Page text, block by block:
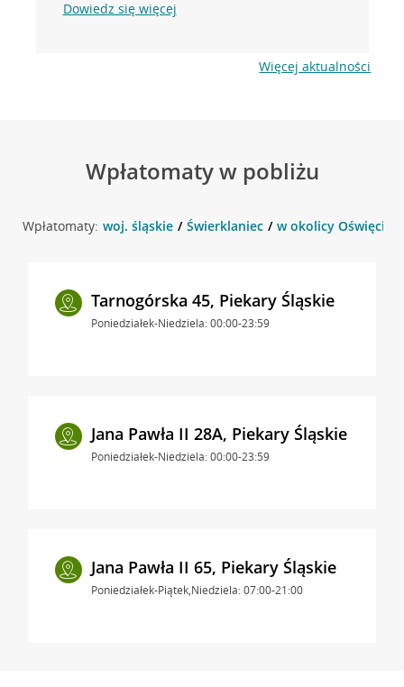
Dowiedz się więcej
Więcej aktualności
Wpłatomaty w pobliżu
Wpłatomaty: woj. śląskie Świerklaniec w okolicy
Tarnogórska 45, Piekary Śląskie
Poniedziałek-Niedziela: 00:00-23:59
Jana Pawła II 28A, Piekary Śląskie
Poniedziałek-Niedziela: 00:00-23:59
Jana Pawła II 65, Piekary Śląskie
Poniedziałek-Piątek,Niedziela: 07:00-21:00